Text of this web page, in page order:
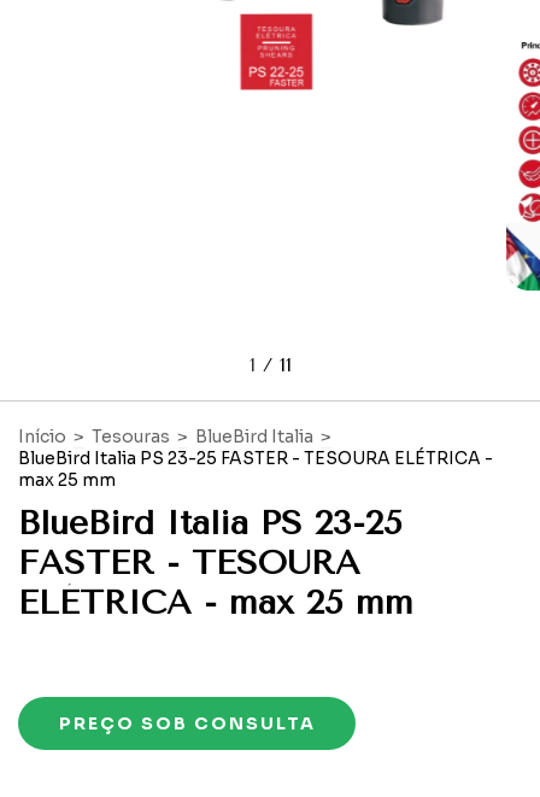
1 / 11
Início > Tesouras > BlueBird Italia >
BlueBird Italia PS 23-25 FASTER - TESOURA ELÉTRICA -
max 25 mm
BlueBird Italia PS 23-25
FASTER - TESOURA
ELÉTRICA - max 25 mm